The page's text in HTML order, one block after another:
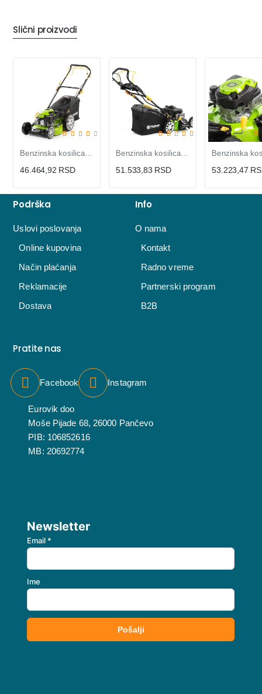
Slični proizvodi
46.464,92 RSD 51.533,83 RSD 53.223,47
Podrška
Uslovi poslovanja
Online kupovina
Način plaćanja
Reklamacije
Dostava
Info
O nama
Kontakt
Radno vreme
Partnerski program
B2B
Pratite nas
Facebook Instagram
Eurovik doo
Moše Pijade 68, 26000 Pančevo
PIB: 106852616
MB: 20692774